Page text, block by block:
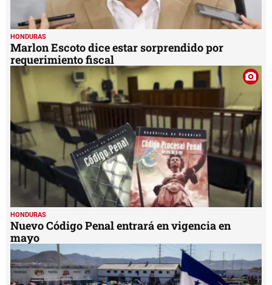
HONDURAS
Marlon Escoto dice estar sorprendido por
requerimiento fiscal
HONDURAS
Nuevo Código Penal entrará en vigencia en
mayo